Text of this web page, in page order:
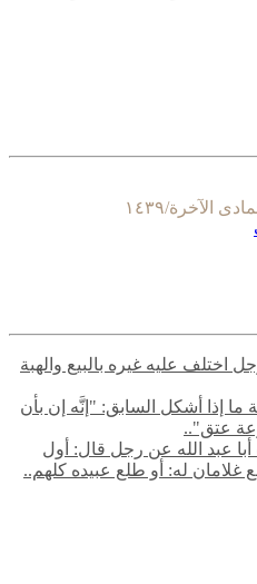
اختلف عليه غيره بالبيع والهبة
ما إذا أشكل السابق: "إنَّه إن بأن
عتق"..
عبد الله عن‌‌ رجل قال: أول
غلامان له: أو طلع عبيده كلهم..